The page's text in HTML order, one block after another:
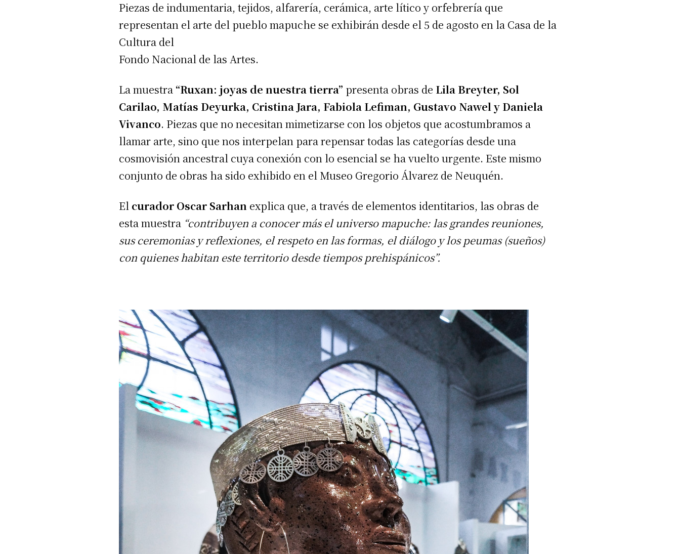
Piezas de indumentaria, tejidos, alfarería, cerámica, arte lítico y orfebrería que
representan el arte del pueblo mapuche se exhibirán desde el 5 de agosto en la Casa de la
Cultura del
Fondo Nacional de las Artes.
La muestra “Ruxan: joyas de nuestra tierra” presenta obras de Lila Breyter, Sol
Carilao, Matías Deyurka, Cristina Jara, Fabiola Lefiman, Gustavo Nawel y Daniela
Vivanco. Piezas que no necesitan mimetizarse con los objetos que acostumbramos a
llamar arte, sino que nos interpelan para repensar todas las categorías desde una
cosmovisión ancestral cuya conexión con lo esencial se ha vuelto urgente. Este mismo
conjunto de obras ha sido exhibido en el Museo Gregorio Álvarez de Neuquén.
El curador Oscar Sarhan explica que, a través de elementos identitarios, las obras de
esta muestra “contribuyen a conocer más el universo mapuche: las grandes reuniones,
sus ceremonias y reflexiones, el respeto en las formas, el diálogo y los peumas (sueños)
con quienes habitan este territorio desde tiempos prehispánicos”.